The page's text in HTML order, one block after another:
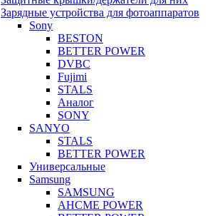
Зарядные устройства для фотоаппаратов
Sony
BESTON
BETTER POWER
DVBC
Fujimi
STALS
Аналог
SONY
SANYO
STALS
BETTER POWER
Универсальные
Samsung
SAMSUNG
AHCME POWER